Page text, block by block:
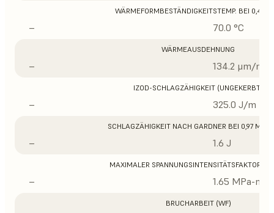
WÄRMEFORMBESTÄNDIGKEITSTEMP. BEI 0,45
– 70.0 °C
WÄRMEAUSDEHNUNG
– 134.2 μm/m/
IZOD-SCHLAGZÄHIGKEIT (UNGEKERBT)
– 325.0 J/m
SCHLAGZÄHIGKEIT NACH GARDNER BEI 0,97 MM
– 1.6 J
MAXIMALER SPANNUNGSINTENSITÄTSFAKTOR
– 1.65 MPa-m1/
BRUCHARBEIT (WF)